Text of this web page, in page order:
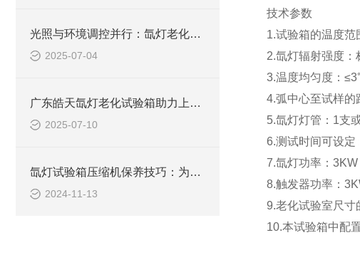
光照与环境调控并行：氙灯老化试验箱工作原理深度剖析
2025-07-04
广东皓天氙灯老化试验箱助力上海车企提升内外饰件耐候品质
2025-07-10
氙灯试验箱压缩机保养技巧：为您延长设备寿命、提升效益
2024-11-13
技术参数
1.试验箱的温度
2.氙灯辐射强度
3.温度均匀度：
4.弧中心至试样的
5.氙灯灯管：1支
6.测试时间可设定
7.氙灯功率：
8.触发器功率：
9.老化试验室尺寸
10.本试验箱中配